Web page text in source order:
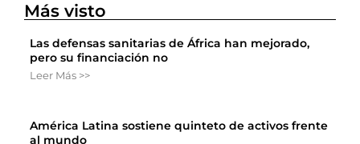
Más visto
Las defensas sanitarias de África han mejorado,
pero su financiación no
Leer Más >>
América Latina sostiene quinteto de activos frente
al mundo